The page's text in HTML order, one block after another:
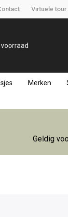
Virtuele tour
Merken
Geldig